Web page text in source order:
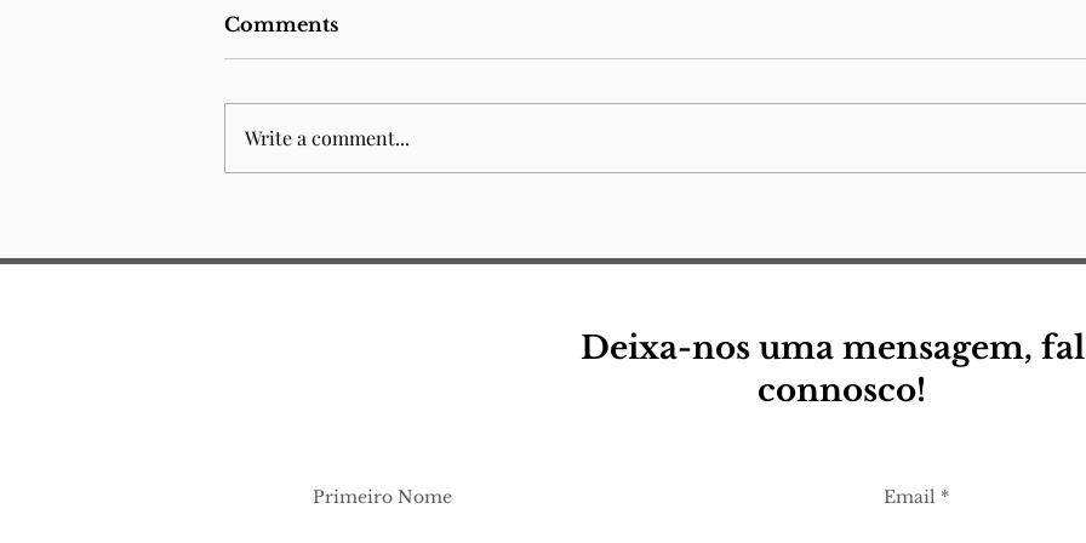
Comments
Write a comment...
Deixa-nos uma mensagem,
connosco!
Primeiro Nome Email